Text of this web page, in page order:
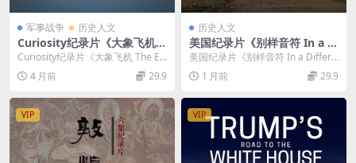
军事战争 历史人文
Curiosity纪录片《大象飞机 T
he Elephant Plane 2016》全
2集 英语中英双字 无水印纯净
版 1080P/MKV/1.6G 大象飞
Curiosity纪录片《大象飞机 The El
ephant Plane 201...
4 月前 29.9
历史人文
美国纪录片《别样音符 In a Di
fferent Key 2020》英语中英
双字 无水印纯净版 1080P/M
KV/6.32G 自闭症
美国纪录片《别样音符 In a Differe
nt Key 2020》介绍 20...
1 月前 29.9
VIP VIP